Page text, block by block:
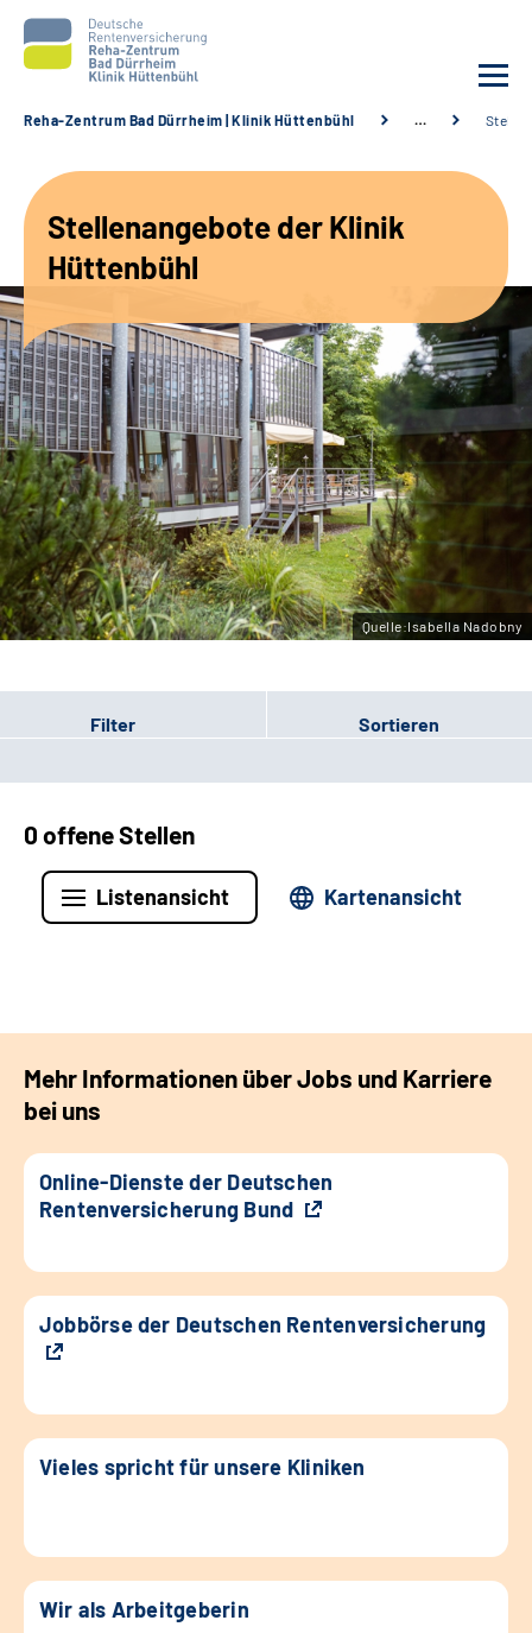
Unsere Angebote
Karriere
Sozialdienste & Zuweisende
Suche
Leichte Sprache
Gebärdensprache
Reha-Zentrum Bad Dürrheim | Klinik Hüttenbühl …
Stellenangebote der Klinik
Hüttenbühl
Quelle:Isabella Nadobny
Filter Sortieren
0 offene Stellen
Listenansicht Kartenansicht
Mehr Informationen über Jobs und Karriere
bei uns
Online-Dienste der Deutschen
Rentenversicherung Bund
Jobbörse der Deutschen Rentenversicherung
Vieles spricht für unsere Kliniken
Wir als Arbeitgeberin